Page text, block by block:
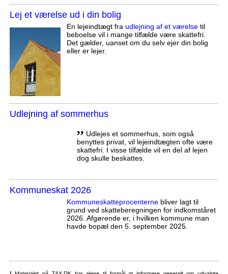
Lej et værelse ud i din bolig
En lejeindtægt fra udlejning af et værelsetil
beboelse vil i mange tilfælde være skattefri.
Det gælder, uanset om du selv ejer din bolig
eller er lejer.
Udlejning af sommerhus
,, Udlejes et sommerhus, som også
benyttes privat, vil lejeindtægten ofte være
skattefri. I visse tilfælde vil en del af lejen
dog skulle beskattes.
Kommuneskat 2026
Kommuneskatte­procenternebliver lagt til
grund ved skatteberegningen for indkomståret
2026. Afgørende er, i hvilken kommune man
havde bopæl den 5. september 2025.